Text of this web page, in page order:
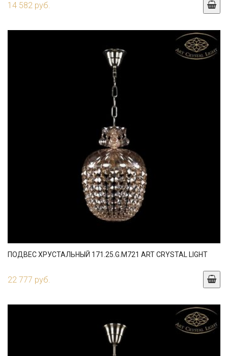
14 582 руб.
ПОДВЕС ХРУСТАЛЬНЫЙ 171.25.G.M721 ART CRYSTAL LIGHT
22 777 руб.